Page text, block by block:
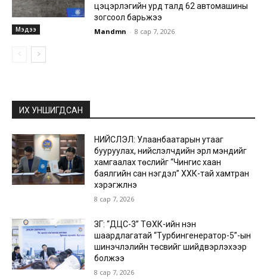
Мэдээ
цэцэрлэгийн урд талд 62 автомашины
зогсоол барьжээ
Mandmn - 8 сар 7, 2026
ИХ УНШИГДСАН
НИЙСЛЭЛ: Улаанбаатарын утааг
бууруулах, нийслэлчүүдийн эрүүл мэндийг
хамгаалах төслийг “Чингис хаан
баялгийн сан нэгдэл” ХХК-тай хамтран
хэрэгжүүлнэ
8 сар 7, 2026
ЗГ: “ДЦС-3” ТӨХК-ийн нэн
шаардлагатай “Турбингенератор-5”-ын
шинэчлэлийн төсвийг шийдвэрлэхээр
болжээ
8 сар 7, 2026